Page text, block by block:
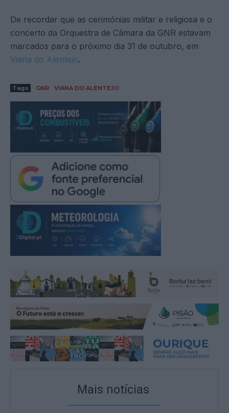
De recordar que as cerimónias militar e religiosa e o
concerto da Orquestra de Câmara da GNR estavam
marcados para o próximo dia 31 de outubro, em
Viana do Alentejo.
Tags GNR VIANA DO ALENTEJO
Mais notícias